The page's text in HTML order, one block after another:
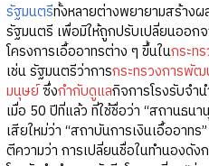
รัฐมนตรีทั้งหลายต่างพยายามสร้าง
รัฐมนตรี เพื่อมิให้ถูกปรับเปลี่ยนออก
โครงการเอื้ออาทรต่าง ๆ ขึ้นในกระท
เช่น รัฐมนตรีว่าการกระทรวงการพั
มนุษย์ซึ่งกำกับดูแลกิจการโรงรับจำ
เมื่อ 50 ปีที่แล้ว ที่ใช้ชื่อว่า “สถานธนา
เสียใหม่ว่า “สถาบันการเงินเอื้ออา
ตีความว่า การเปลี่ยนชื่อในทำนองดั